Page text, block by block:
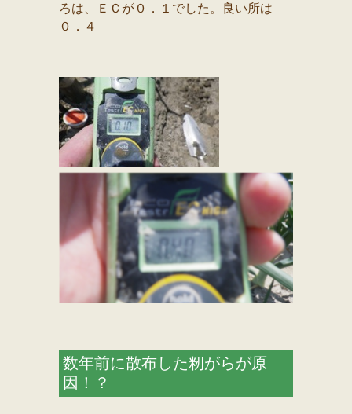
ろは、ＥＣが０．１でした。良い所は
０．４
数年前に散布した籾がらが原
因！？